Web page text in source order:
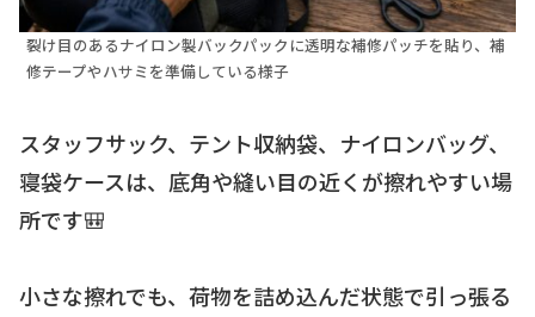
裂け目のあるナイロン製バックパックに透明な補修パッチを貼り、補
修テープやハサミを準備している様子
スタッフサック、テント収納袋、ナイロンバッグ、
寝袋ケースは、底角や縫い目の近くが擦れやすい場
所です🎒
小さな擦れでも、荷物を詰め込んだ状態で引っ張る